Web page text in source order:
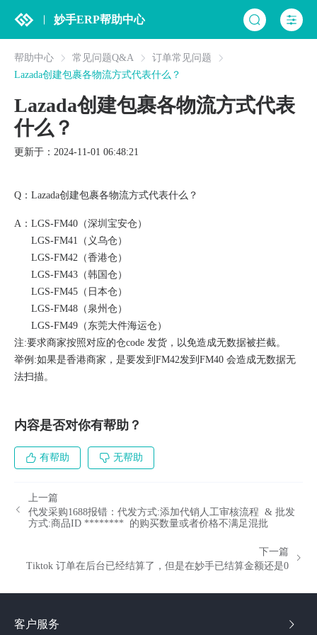
妙手ERP帮助中心
帮助中心 常见问题Q&A
订单常见问题
Lazada创建包裹各物流方式代表什么？
Lazada创建包裹各物流方式代表
什么？
更新于：2024-11-01 06:48:21
Q：Lazada创建包裹各物流方式代表什么？
A：LGS-FM40（深圳宝安仓）
LGS-FM41（义乌仓）
LGS-FM42（香港仓）
LGS-FM43（韩国仓）
LGS-FM45（日本仓）
LGS-FM48（泉州仓）
LGS-FM49（东莞大件海运仓）
注:要求商家按照对应的仓code 发货，以免造成无数据被拦截。
举例:如果是香港商家，是要发到FM42发到FM40 会造成无数据无
法扫描。
内容是否对你有帮助？
有帮助 无帮助
上一篇
代发采购1688报错：代发方式:添加代销人工审核流程 & 批发
方式:商品ID ******** 的购买数量或者价格不满足混批
下一篇
Tiktok 订单在后台已经结算了，但是在妙手已结算金额还是0
客户服务